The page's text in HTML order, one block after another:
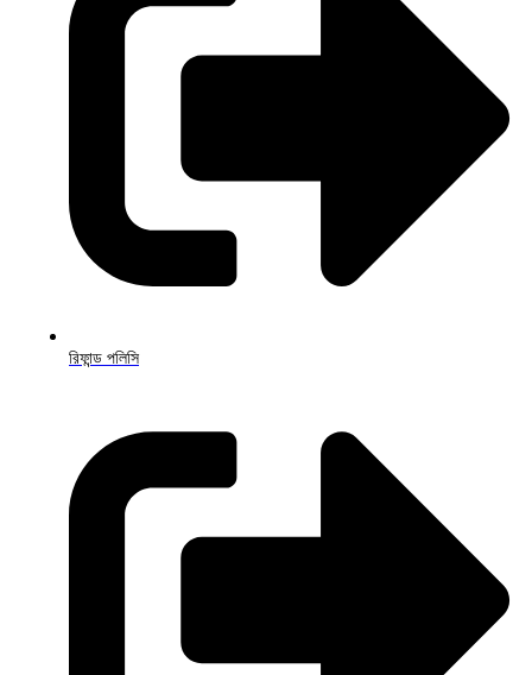
রিফান্ড পলিসি